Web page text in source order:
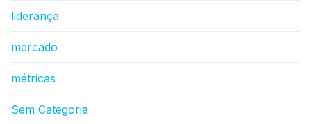
liderança
mercado
métricas
Sem Categoria